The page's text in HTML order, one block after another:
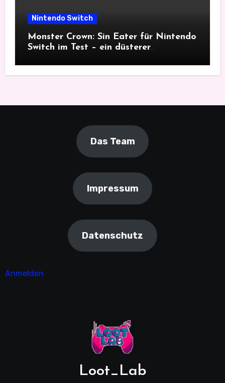
Nintendo Switch
Monster Crown: Sin Eater für Nintendo
Switch im Test – ein düsterer
Das Team
Impressum
Datenschutz
Anmelden
Loot_Lab